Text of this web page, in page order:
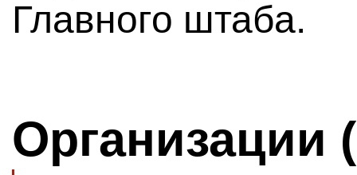
Главного штаба.
Организации